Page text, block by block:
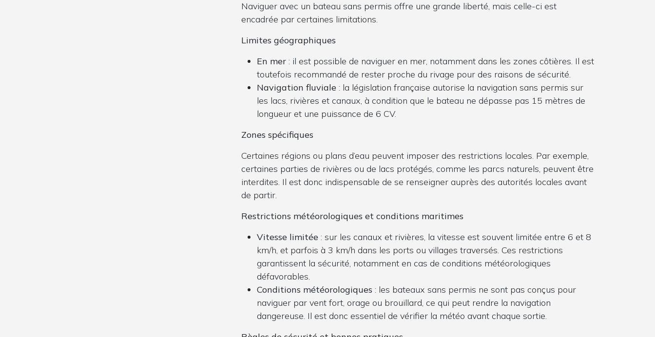
Naviguer avec un bateau sans permis offre une grande liberté, mais celle-ci est
encadrée par certaines limitations.
Limites géographiques
En mer : il est possible de naviguer en mer, notamment dans les zones côtières. Il est
toutefois recommandé de rester proche du rivage pour des raisons de sécurité.
Navigation fluviale : la législation française autorise la navigation sans permis sur
les lacs, rivières et canaux, à condition que le bateau ne dépasse pas 15 mètres de
longueur et une puissance de 6 CV.
Zones spécifiques
Certaines régions ou plans d’eau peuvent imposer des restrictions locales. Par exemple,
certaines parties de rivières ou de lacs protégés, comme les parcs naturels, peuvent être
interdites. Il est donc indispensable de se renseigner auprès des autorités locales avant
de partir.
Restrictions météorologiques et conditions maritimes
Vitesse limitée : sur les canaux et rivières, la vitesse est souvent limitée entre 6 et 8
km/h, et parfois à 3 km/h dans les ports ou villages traversés. Ces restrictions
garantissent la sécurité, notamment en cas de conditions météorologiques
défavorables.
Conditions météorologiques : les bateaux sans permis ne sont pas conçus pour
naviguer par vent fort, orage ou brouillard, ce qui peut rendre la navigation
dangereuse. Il est donc essentiel de vérifier la météo avant chaque sortie.